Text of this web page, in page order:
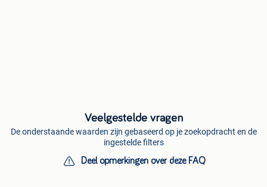
Veelgestelde vragen
De onderstaande waarden zijn gebaseerd op je zoekopdracht en de
ingestelde filters
Deel opmerkingen over deze FAQ